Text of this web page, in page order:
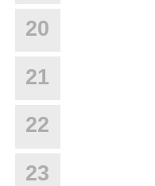
20
21
22
23